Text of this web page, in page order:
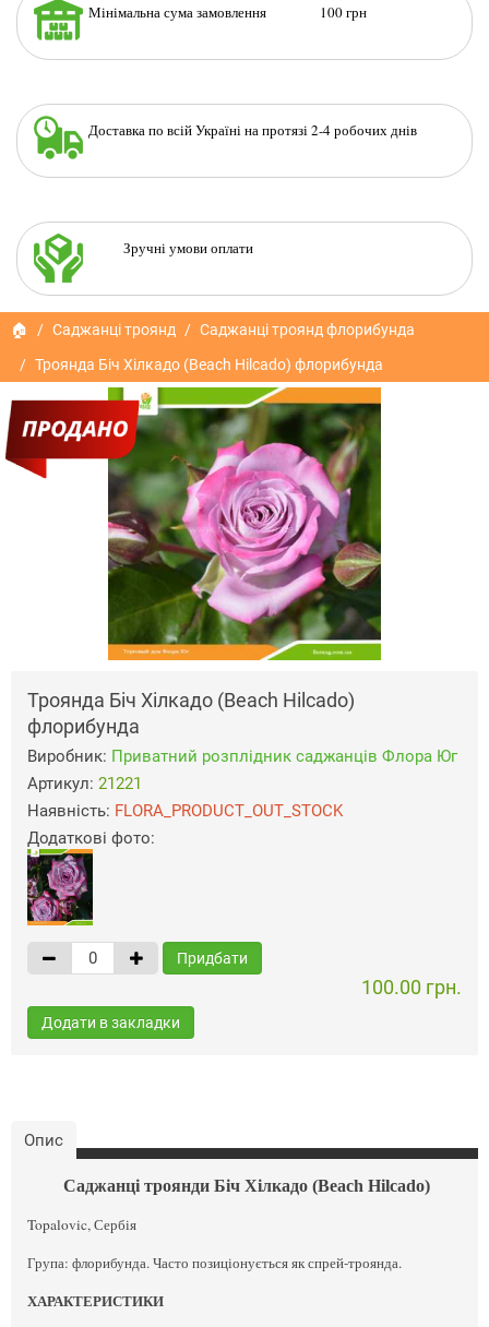
Мінімальна сума замовлення 100 грн
Доставка по всій Україні на протязі 2-4 робочих днів
Зручні умови оплати
🏠 Саджанці троянд
Саджанці троянд флорибунда
Троянда Біч Хілкадо (Beach Hilcado) флорибунда
Троянда Біч Хілкадо (Beach Hilcado)
флорибунда
Виробник: Приватний розплідник саджанців Флора Юг
Артикул: 21221
Наявність: FLORA_PRODUCT_OUT_STOCK
Додаткові фото:
Придбати
100.00 грн.
Додати в закладки
Опис
Саджанці троянди Біч Хілкадо (Beach Hilcado)
Topalovic, Сербія
Група: флорибунда. Часто позиціонується як спрей-троянда.
ХАРАКТЕРИСТИКИ